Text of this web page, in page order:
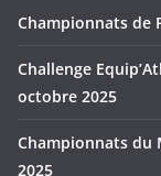
Championnats de
Challenge
octobre 2025
Championnats du
2025